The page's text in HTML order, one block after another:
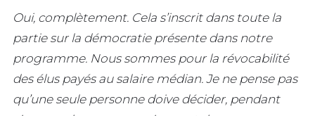
Oui, complètement. Cela s’inscrit dans toute la
partie sur la démocratie présente dans notre
programme. Nous sommes pour la révocabilité
des élus payés au salaire médian. Je ne pense pas
qu’une seule personne doive décider, pendant